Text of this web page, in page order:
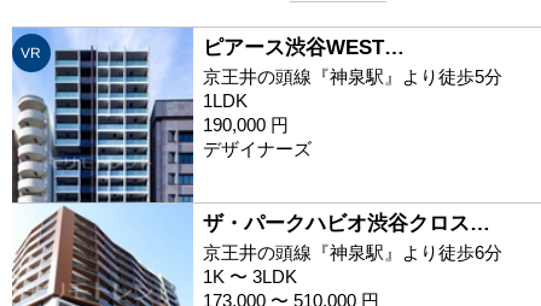
VR ピアース渋谷WEST…
京王井の頭線『神泉駅』より徒歩5分
1LDK
190,000 円
デザイナーズ
ザ・パークハビオ渋谷クロス…
京王井の頭線『神泉駅』より徒歩6分
1K 〜 3LDK
173,000 〜 510,000 円